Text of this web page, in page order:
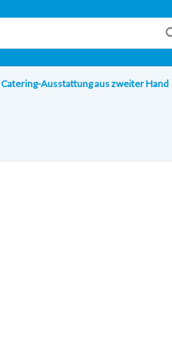
Catering-Ausstattung aus zweiter Hand